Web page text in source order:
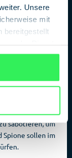
Unsere
mit
bereitgestellt
die
aus
und
dürfen.
um
wie z. B.
sabotieren, um
Spione sollen im